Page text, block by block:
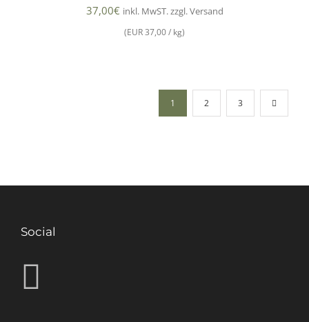
37,00€ inkl. MwST. zzgl. Versand
(EUR 37,00 / kg)
1 2 3
Social